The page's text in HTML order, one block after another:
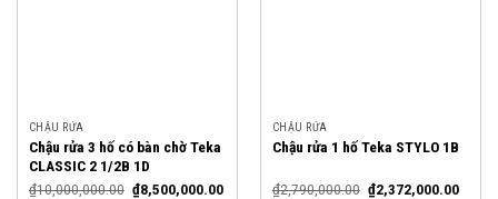
CHẬU RỬA
Chậu rửa 3 hố có bàn chờ Teka
CLASSIC 2 1/2B 1D
₫10,000,000.00 ₫8,500,000.00
CHẬU RỬA
Chậu rửa 1 hố Teka STYLO 1B
₫2,790,000.00 ₫2,372,000.00